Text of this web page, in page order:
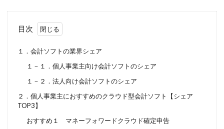
目次
１．会計ソフトの業界シェア
１－１．個人事業主向け会計ソフトのシェア
１－２．法人向け会計ソフトのシェア
２．個人事業主におすすめのクラウド型会計ソフト【シェア
TOP3】
おすすめ１ マネーフォワードクラウド確定申告